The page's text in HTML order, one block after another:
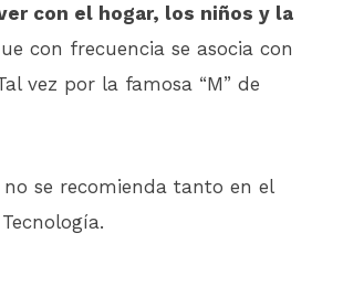
con el hogar, los niños y la
con frecuencia se asocia con
vez por la famosa “M” de
se recomienda tanto en el